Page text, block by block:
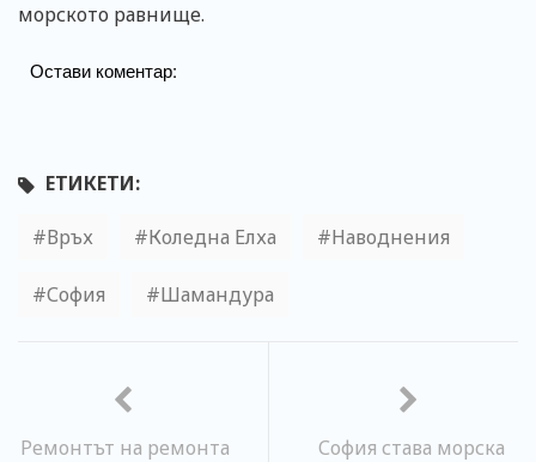
морското равнище.
Остави коментар:
ЕТИКЕТИ:
Връх Коледна Елха Наводнения
София Шамандура
Ремонтът на ремонта
София става морска